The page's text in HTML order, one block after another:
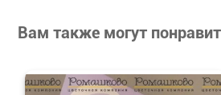
Вам также могут